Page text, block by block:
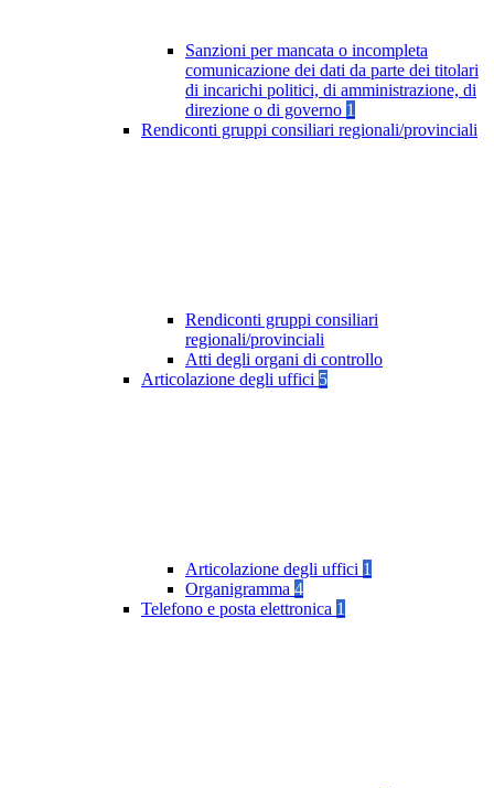
Sanzioni per mancata o incompleta
comunicazione dei dati da parte dei titolari
di incarichi politici, di amministrazione, di
direzione o di governo 1
Rendiconti gruppi consiliari regionali/provinciali
Rendiconti gruppi consiliari
regionali/provinciali
Atti degli organi di controllo
Articolazione degli uffici 5
Articolazione degli uffici 1
Organigramma 4
Telefono e posta elettronica 1